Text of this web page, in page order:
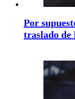
Por
traslado de